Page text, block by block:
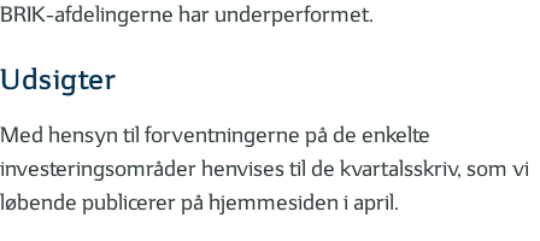
BRIK-afdelingerne har underperformet.
Udsigter
Med hensyn til forventningerne på de enkelte
investeringsområder henvises til de kvartalsskriv, som vi
løbende publicerer på hjemmesiden i april.